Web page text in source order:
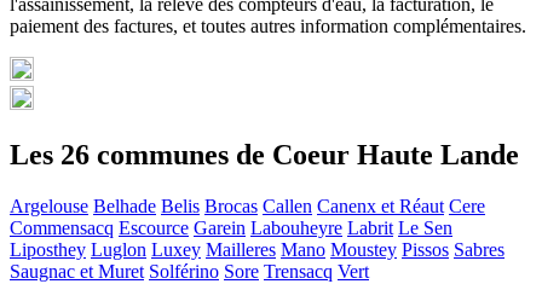
l'assainissement, la relève des compteurs d'eau, la facturation, le
paiement des factures, et toutes autres information complémentaires.
Les 26 communes de Coeur Haute Lande
Argelouse Belhade Belis Brocas Callen Canenx et Réaut Cere
Commensacq Escource Garein Labouheyre Labrit Le Sen
Liposthey Luglon Luxey Mailleres Mano Moustey Pissos Sabres
Saugnac et Muret Solférino Sore Trensacq Vert